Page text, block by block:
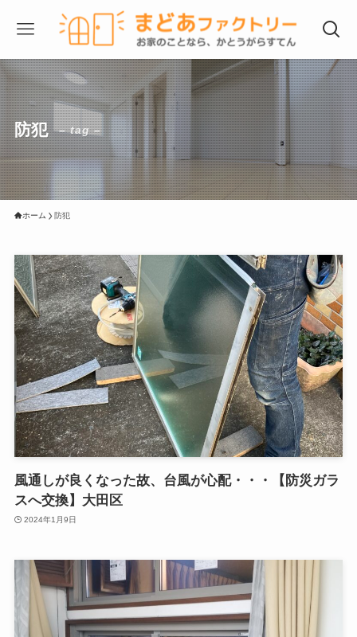
防犯 – tag –
ホーム 防犯
風通しが良くなった故、台風が心配・・・【防災ガラ
スへ交換】大田区
2024年1月9日